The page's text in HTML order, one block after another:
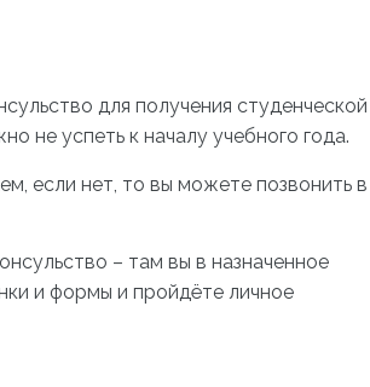
для получения студенческой
не успеть к началу учебного года.
если нет, то вы можете позвонить в
– там вы в назначенное
и формы и пройдёте личное